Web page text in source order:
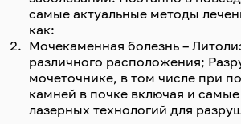
самые актуальные методы
как:
Мочекаменная болезнь –
различного расположения;
мочеточнике, в том числе при
камней в почке включая и
лазерных технологий для